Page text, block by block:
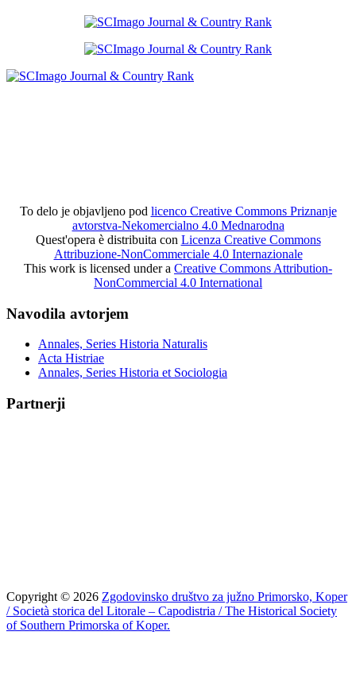
To delo je objavljeno pod licenco Creative Commons Priznanje
avtorstva-Nekomercialno 4.0 Mednarodna
Quest'opera è distribuita con Licenza Creative Commons
Attribuzione-NonCommerciale 4.0 Internazionale
This work is licensed under a Creative Commons Attribution-
NonCommercial 4.0 International
Navodila avtorjem
Annales, Series Historia Naturalis
Acta Histriae
Annales, Series Historia et Sociologia
Partnerji
Copyright © 2026 Zgodovinsko društvo za južno Primorsko, Koper
/ Società storica del Litorale – Capodistria / The Historical Society
of Southern Primorska of Koper.